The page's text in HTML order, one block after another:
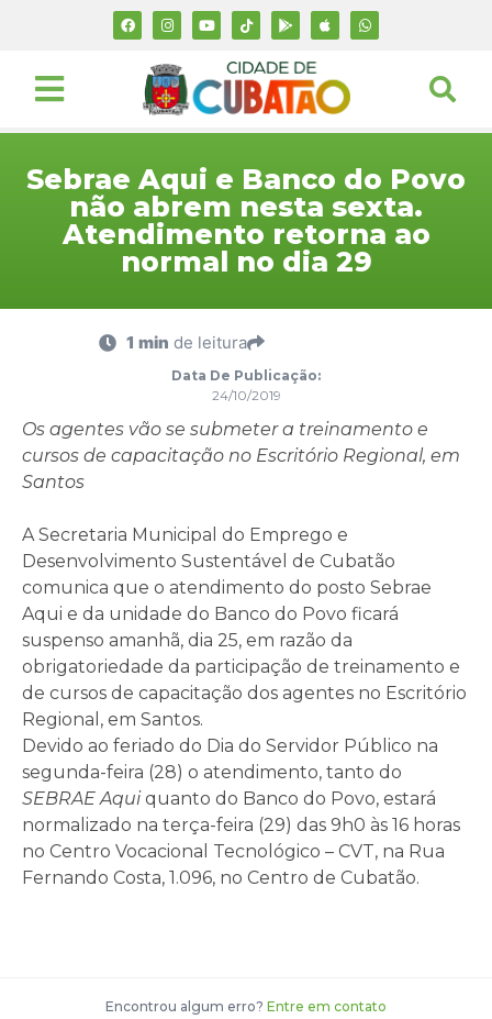
Sebrae Aqui e Banco do Povo
não abrem nesta sexta.
Atendimento retorna ao
normal no dia 29
1 min de leitura
Data De Publicação:
24/10/2019
Os agentes vão se submeter a treinamento e
cursos de capacitação no Escritório Regional, em
Santos
A Secretaria Municipal do Emprego e
Desenvolvimento Sustentável de Cubatão
comunica que o atendimento do posto Sebrae
Aqui e da unidade do Banco do Povo ficará
suspenso amanhã, dia 25, em razão da
obrigatoriedade da participação de treinamento e
de cursos de capacitação dos agentes no Escritório
Regional, em Santos.
Devido ao feriado do Dia do Servidor Público na
segunda-feira (28) o atendimento, tanto do
SEBRAE Aquiquanto do Banco do Povo, estará
normalizado na terça-feira (29) das 9h0 às 16 horas
no Centro Vocacional Tecnológico – CVT, na Rua
Fernando Costa, 1.096, no Centro de Cubatão.
Encontrou algum erro? Entre em contato